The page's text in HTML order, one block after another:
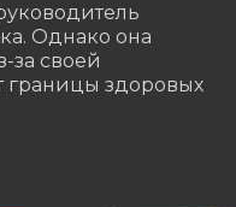
Однако она
за своей
границы здоровых